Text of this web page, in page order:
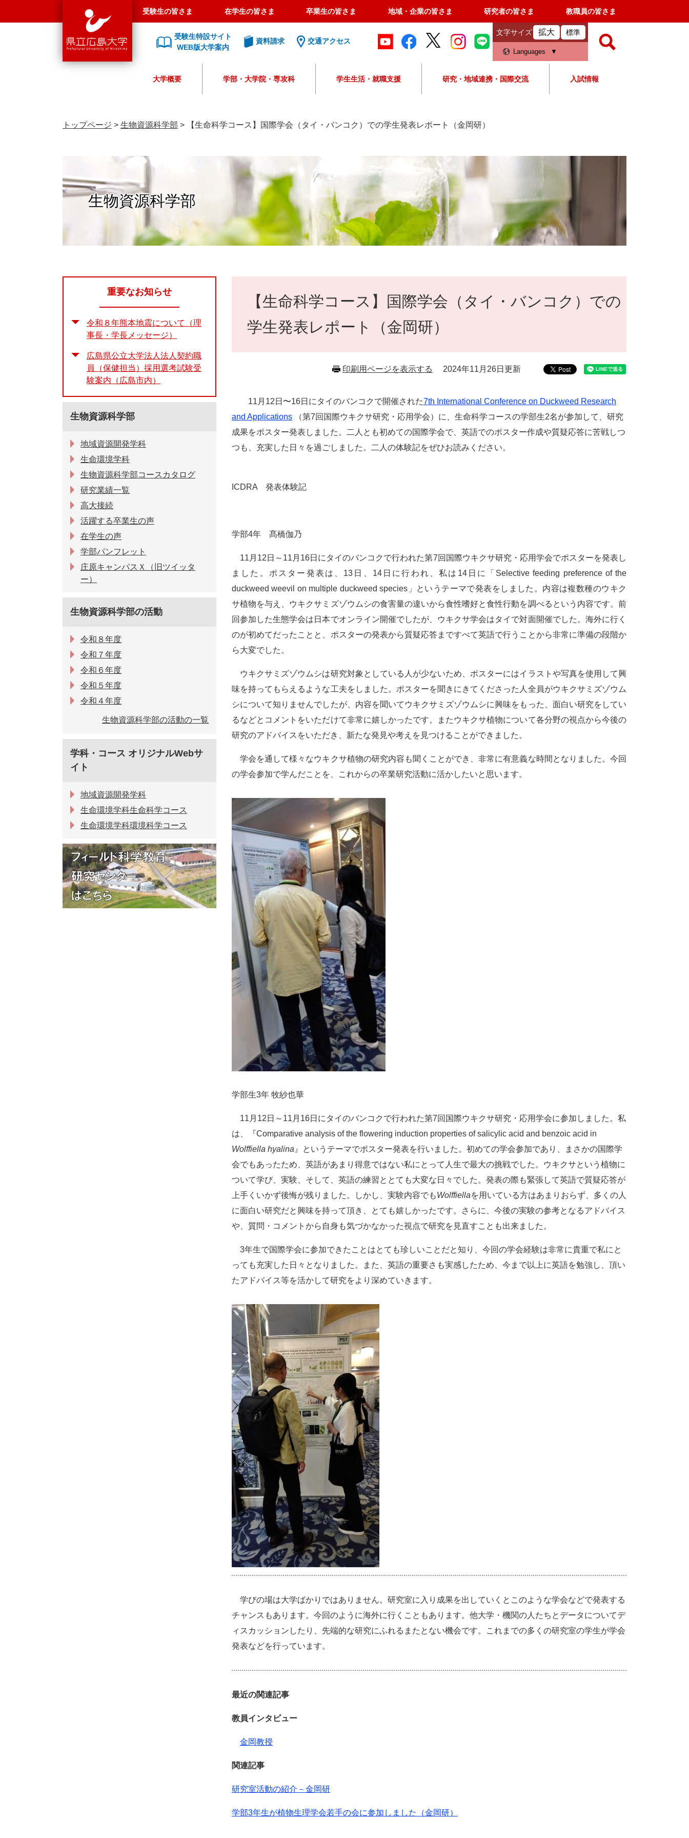
島
大
受験生の皆さま 在学生の皆さま 卒業生の皆さま 地域・企業の皆さま 研究者の皆さま 教職員の皆さま
受験生特設サイト
WEB版大学案内
資料請求 交通アクセス
文字サイズ 拡大 標準
Languages
o
e
カ
ス
タ
検
索
大学概要 学部・大学院・専攻科 学生生活・就職支援 研究・地域連携・国際交流 入試情報
トップページ > 生物資源科学部 > 【生命科学コース】国際学会（タイ・バンコク）での学生発表レポート（金岡研）
生物資源科学部
【生命科学コース】国際学会（タイ・バンコク）での
学生発表レポート（金岡研）
印刷用ページを表示する 2024年11月26日更新
11月12日〜16日にタイのバンコクで開催された7th International Conference on Duckweed Research
and Applications （第7回国際ウキクサ研究・応用学会）に、生命科学コースの学部生2名が参加して、研究
成果をポスター発表しました。二人とも初めての国際学会で、英語でのポスター作成や質疑応答に苦戦しつ
つも、充実した日々を過ごしました。二人の体験記をぜひお読みください。
ICDRA 発表体験記
学部4年 髙橋伽乃
11月12日～11月16日にタイのバンコクで行われた第7回国際ウキクサ研究・応用学会でポスターを発表し
ました。ポスター発表は、13日、14日に行われ、私は14日に「Selective feeding preference of the
duckweed weevil on multiple duckweed species」というテーマで発表をしました。内容は複数種のウキク
サ植物を与え、ウキクサミズゾウムシの食害量の違いから食性嗜好と食性行動を調べるという内容です。前
回参加した生態学会は日本でオンライン開催でしたが、ウキクサ学会はタイで対面開催でした。海外に行く
のが初めてだったことと、ポスターの発表から質疑応答まですべて英語で行うことから非常に準備の段階か
ら大変でした。
ウキクサミズゾウムシは研究対象としている人が少ないため、ポスターにはイラストや写真を使用して興
味を持ってもらえるような工夫をしました。ポスターを聞きにきてくださった人全員がウキクサミズゾウム
シについて知りませんでしたが、内容を聞いてウキクサミズゾウムシに興味をもった、面白い研究をしてい
るなどとコメントをいただけて非常に嬉しかったです。またウキクサ植物について各分野の視点から今後の
研究のアドバイスをいただき、新たな発見や考えを見つけることができました。
学会を通して様々なウキクサ植物の研究内容も聞くことができ、非常に有意義な時間となりました。今回
の学会参加で学んだことを、これからの卒業研究活動に活かしたいと思います。
学部生3年 牧紗也華
11月12日～11月16日にタイのバンコクで行われた第7回国際ウキクサ研究・応用学会に参加しました。私
は、『Comparative analysis of the flowering induction properties of salicylic acid and benzoic acid in
Wolffiella hyalina 』というテーマでポスター発表を行いました。初めての学会参加であり、まさかの国際学
会でもあったため、英語があまり得意ではない私にとって人生で最大の挑戦でした。ウキクサという植物に
ついて学び、実験、そして、英語の練習ととても大変な日々でした。発表の際も緊張して英語で質疑応答が
上手くいかず後悔が残りました。しかし、実験内容でもWolffiellaを用いている方はあまりおらず、多くの人
に面白い研究だと興味を持って頂き、とても嬉しかったです。さらに、今後の実験の参考となるアドバイス
や、質問・コメントから自身も気づかなかった視点で研究を見直すことも出来ました。
3年生で国際学会に参加できたことはとても珍しいことだと知り、今回の学会経験は非常に貴重で私にと
っても充実した日々となりました。また、英語の重要さも実感したため、今まで以上に英語を勉強し、頂い
たアドバイス等を活かして研究をより深めていきます。
学びの場は大学ばかりではありません。研究室に入り成果を出していくとこのような学会などで発表する
チャンスもあります。今回のように海外に行くこともあります。他大学・機関の人たちとデータについてデ
ィスカッションしたり、先端的な研究にふれるまたとない機会です。これまでの多くの研究室の学生が学会
発表などを行っています。
最近の関連記事
教員インタビュー
金岡教授
関連記事
研究室活動の紹介－金岡研
学部3年生が植物生理学会若手の会に参加しました（金岡研）​
重要なお知らせ
令和８年熊本地震について（理
事長・学長メッセージ）
広島県公立大学法人法人契約職
員（保健担当）採用選考試験受
験案内（広島市内）
生物資源科学部
地域資源開発学科
生命環境学科
生物資源科学部コースカタログ
研究業績一覧
高大接続
活躍する卒業生の声
在学生の声
学部パンフレット
庄原キャンパスＸ（旧ツイッタ
ー）
生物資源科学部の活動
令和８年度
令和７年度
令和６年度
令和５年度
令和４年度
生物資源科学部の活動の一覧
学科・コース オリジナルWebサ
イト
地域資源開発学科
生命環境学科生命科学コース
生命環境学科環境科学コース